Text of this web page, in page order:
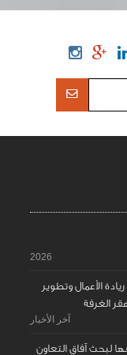
2026
الأعمال وتطوير
الغرفة
آخر الأخبار
لبحث آفاق التعاون